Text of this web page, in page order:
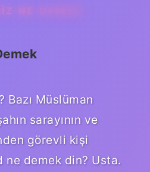
NE DEMEK
Bazı Müslüman
sarayının ve
görevli kişi
ne demek din? Usta.